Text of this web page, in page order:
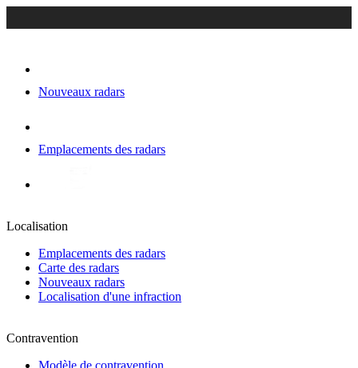
Nouveaux radars
Emplacements des radars
Localisation
Emplacements des radars
Carte des radars
Nouveaux radars
Localisation d'une infraction
Contravention
Modèle de contravention